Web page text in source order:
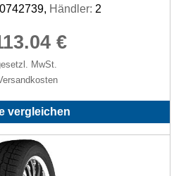
Händler: 2
€
MwSt.
vergleichen